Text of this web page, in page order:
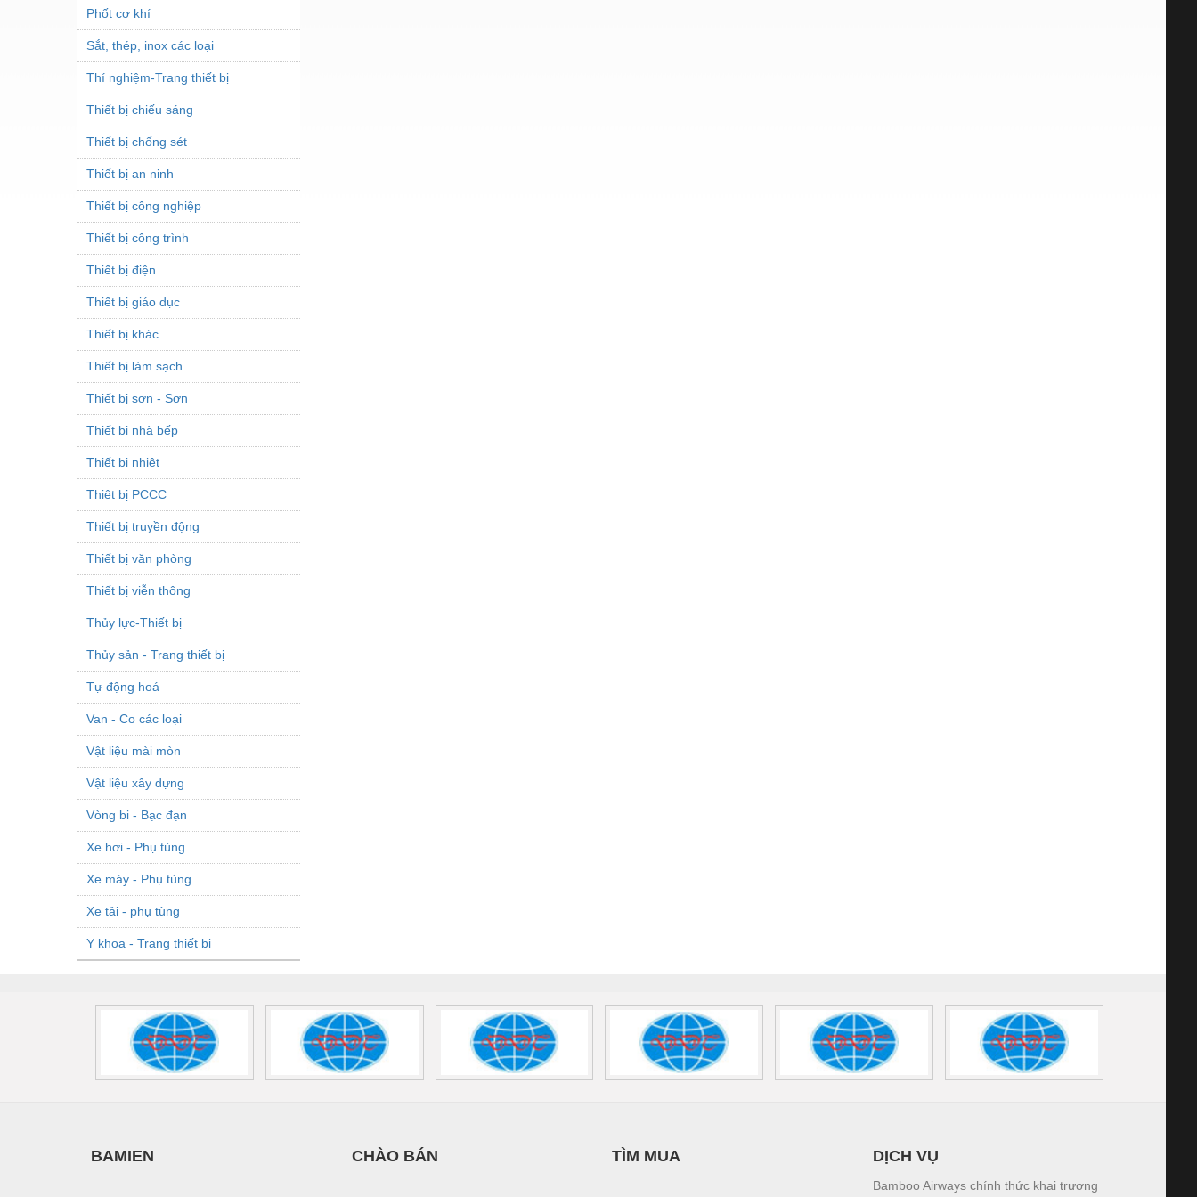
Phốt cơ khí
Sắt, thép, inox các loại
Thí nghiệm-Trang thiết bị
Thiết bị chiếu sáng
Thiết bị chống sét
Thiết bị an ninh
Thiết bị công nghiệp
Thiết bị công trình
Thiết bị điện
Thiết bị giáo dục
Thiết bị khác
Thiết bị làm sạch
Thiết bị sơn - Sơn
Thiết bị nhà bếp
Thiết bị nhiệt
Thiêt bị PCCC
Thiết bị truyền động
Thiết bị văn phòng
Thiết bị viễn thông
Thủy lực-Thiết bị
Thủy sản - Trang thiết bị
Tự động hoá
Van - Co các loại
Vật liệu mài mòn
Vật liệu xây dựng
Vòng bi - Bạc đạn
Xe hơi - Phụ tùng
Xe máy - Phụ tùng
Xe tải - phụ tùng
Y khoa - Trang thiết bị
BAMIEN CHÀO BÁN TÌM MUA DỊCH VỤ
Bamboo Airways chính thức khai trương